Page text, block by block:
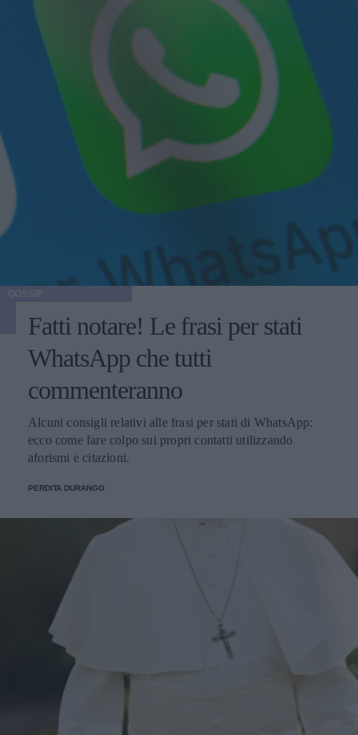
Fatti notare! Le frasi per stati
WhatsApp che tutti
commenteranno
Alcuni consigli relativi alle frasi per stati di WhatsApp:
ecco come fare colpo sui propri contatti utilizzando
aforismi e citazioni.
PERDITA DURANGO